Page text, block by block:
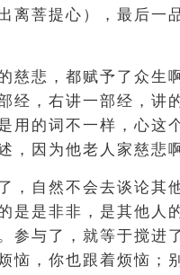
离菩提心），最后一
慈悲，都赋予了众生
经，右讲一部经，讲
用的词不一样，心这
，因为他老人家慈悲
，自然不会去谈论其
是是非非，是其他人
参与了，就等于搅进
恼，你也跟着烦恼；